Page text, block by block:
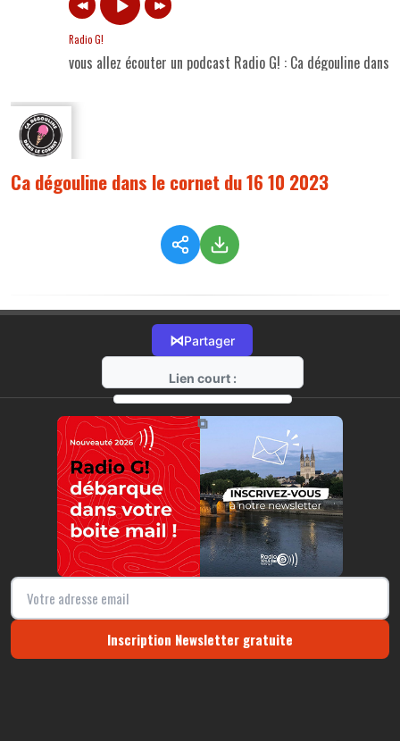
Radio G!
vous allez écouter un podcast Radio G! : Ca dégouline
Ca dégouline dans le cornet du 16 10 2023
⋈Partager
Lien court :
https://radio-g.fr?12597
⧉
Inscription Newsletter gratuite